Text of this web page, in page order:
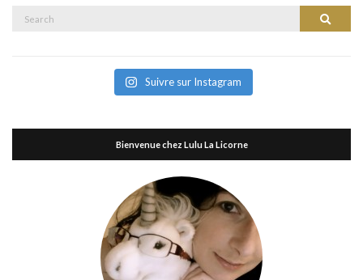
Search
Suivre sur Instagram
Bienvenue chez Lulu La Licorne